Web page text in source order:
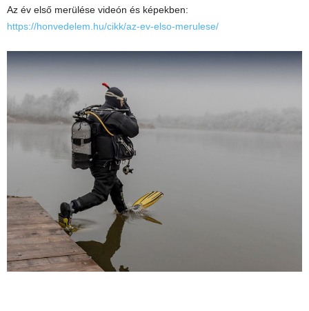
Az év első merülése videón és képekben:
https://honvedelem.hu/cikk/az-ev-elso-merulese/